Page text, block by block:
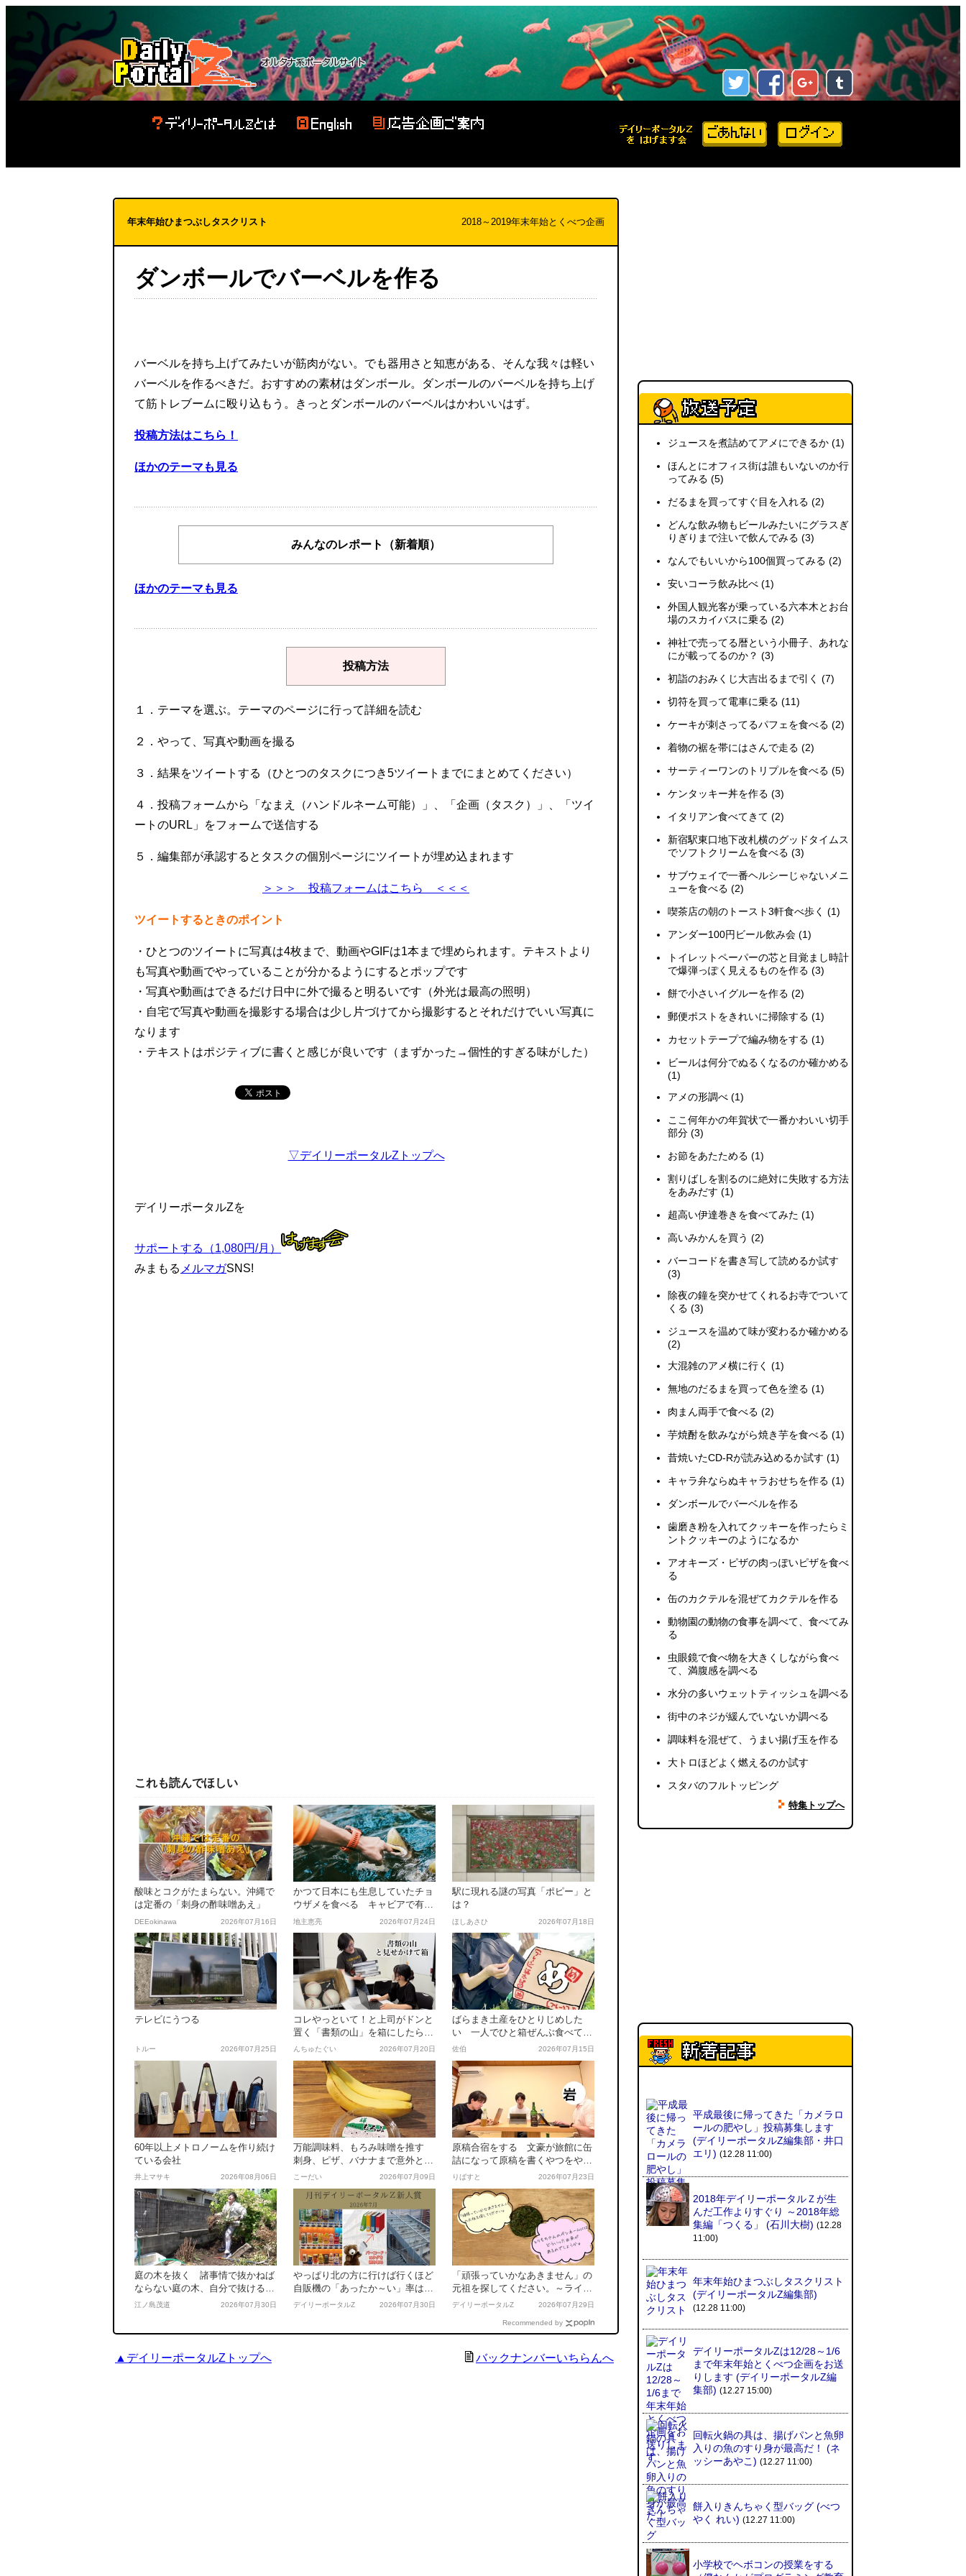
年末年始ひまつぶしタスクリスト 2018～2019年末年始とくべつ企画
ダンボールでバーベルを作る
バーベルを持ち上げてみたいが筋肉がない。でも器用さと知恵がある、そんな我々は軽い
バーベルを作るべきだ。おすすめの素材はダンボール。ダンボールのバーベルを持ち上げ
て筋トレブームに殴り込もう。きっとダンボールのバーベルはかわいいはず。
投稿方法はこちら！
ほかのテーマも見る
みんなのレポート（新着順）
ほかのテーマも見る
投稿方法
１．テーマを選ぶ。テーマのページに行って詳細を読む
２．やって、写真や動画を撮る
３．結果をツイートする（ひとつのタスクにつき5ツイートまでにまとめてください）
４．投稿フォームから「なまえ（ハンドルネーム可能）」、「企画（タスク）」、「ツイ
ートのURL」をフォームで送信する
５．編集部が承認するとタスクの個別ページにツイートが埋め込まれます
＞＞＞ 投稿フォームはこちら ＜＜＜
ツイートするときのポイント
・ひとつのツイートに写真は4枚まで、動画やGIFは1本まで埋められます。テキストより
も写真や動画でやっていることが分かるようにするとポップです
・写真や動画はできるだけ日中に外で撮ると明るいです（外光は最高の照明）
・自宅で写真や動画を撮影する場合は少し片づけてから撮影するとそれだけでいい写真に
なります
・テキストはポジティブに書くと感じが良いです（まずかった→個性的すぎる味がした）
▽デイリーポータルZトップへ
デイリーポータルZを
サポートする（1,080円/月）
みまもる メルマガSNS!
これも読んでほしい
酸味とコクがたまらない。沖縄で
は定番の「刺身の酢味噌あえ」
DEEokinawa 2026年07月16日
かつて日本にも生息していたチョ
ウザメを食べる キャビアで有名
なあの魚、実はサメではない
地主恵亮 2026年07月24日
駅に現れる謎の写真「ポピー」と
は？
ほしあさひ 2026年07月18日
テレビにうつる
トルー 2026年07月25日
コレやっといて！と上司がドンと
置く「書類の山」を箱にしたら楽
しい
んちゅたぐい 2026年07月20日
ばらまき土産をひとりじめした
い 一人でひと箱ぜんぶ食べても
おいしいのだろうか
佐伯 2026年07月15日
60年以上メトロノームを作り続け
ている会社
井上マサキ 2026年08月06日
万能調味料、もろみ味噌を推す
刺身、ピザ、バナナまで意外とな
んでも合う
こーだい 2026年07月09日
原稿合宿をする 文豪が旅館に缶
詰になって原稿を書くやつをやっ
てみる
りばすと 2026年07月23日
庭の木を抜く 諸事情で抜かねば
ならない庭の木、自分で抜けるの
か！？
江ノ島茂道 2026年07月30日
やっぱり北の方に行けば行くほど
自販機の「あったか～い」率は上
がるの？～月刊デイリーポータル
デイリーポータルZ 2026年07月30日
「頑張っていかなあきません」の
元祖を探してください。～ライタ
ー質問箱 2026.7.29
デイリーポータルZ 2026年07月29日
Recommended by
▲デイリーポータルZトップへ バックナンバーいちらんへ
ジュースを煮詰めてアメにできるか (1)
ほんとにオフィス街は誰もいないのか行
ってみる (5)
だるまを買ってすぐ目を入れる (2)
どんな飲み物もビールみたいにグラスぎ
りぎりまで注いで飲んでみる (3)
なんでもいいから100個買ってみる (2)
安いコーラ飲み比べ (1)
外国人観光客が乗っている六本木とお台
場のスカイバスに乗る (2)
神社で売ってる暦という小冊子、あれな
にが載ってるのか？ (3)
初詣のおみくじ大吉出るまで引く (7)
切符を買って電車に乗る (11)
ケーキが刺さってるパフェを食べる (2)
着物の裾を帯にはさんで走る (2)
サーティーワンのトリプルを食べる (5)
ケンタッキー丼を作る (3)
イタリアン食べてきて (2)
新宿駅東口地下改札横のグッドタイムス
でソフトクリームを食べる (3)
サブウェイで一番ヘルシーじゃないメニ
ューを食べる (2)
喫茶店の朝のトースト3軒食べ歩く (1)
アンダー100円ビール飲み会 (1)
トイレットペーパーの芯と目覚まし時計
で爆弾っぽく見えるものを作る (3)
餅で小さいイグルーを作る (2)
郵便ポストをきれいに掃除する (1)
カセットテープで編み物をする (1)
ビールは何分でぬるくなるのか確かめる
(1)
アメの形調べ (1)
ここ何年かの年賀状で一番かわいい切手
部分 (3)
お節をあたためる (1)
割りばしを割るのに絶対に失敗する方法
をあみだす (1)
超高い伊達巻きを食べてみた (1)
高いみかんを買う (2)
バーコードを書き写して読めるか試す
(3)
除夜の鐘を突かせてくれるお寺でついて
くる (3)
ジュースを温めて味が変わるか確かめる
(2)
大混雑のアメ横に行く (1)
無地のだるまを買って色を塗る (1)
肉まん両手で食べる (2)
芋焼酎を飲みながら焼き芋を食べる (1)
昔焼いたCD-Rが読み込めるか試す (1)
キャラ弁ならぬキャラおせちを作る (1)
ダンボールでバーベルを作る
歯磨き粉を入れてクッキーを作ったらミ
ントクッキーのようになるか
アオキーズ・ピザの肉っぽいピザを食べ
る
缶のカクテルを混ぜてカクテルを作る
動物園の動物の食事を調べて、食べてみ
る
虫眼鏡で食べ物を大きくしながら食べ
て、満腹感を調べる
水分の多いウェットティッシュを調べる
街中のネジが緩んでいないか調べる
調味料を混ぜて、うまい揚げ玉を作る
大トロほどよく燃えるのか試す
スタバのフルトッピング
特集トップへ
平成最後に帰ってきた「カメラロ
ールの肥やし」投稿募集します
(デイリーポータルZ編集部・井口
エリ) (12.28 11:00)
2018年デイリーポータルＺが生
んだ工作よりすぐり ～2018年総
集編「つくる」 (石川大樹) (12.28
11:00)
年末年始ひまつぶしタスクリスト
(デイリーポータルZ編集部)
(12.28 11:00)
デイリーポータルZは12/28～1/6
まで年末年始とくべつ企画をお送
りします (デイリーポータルZ編
集部) (12.27 15:00)
回転火鍋の具は、揚げパンと魚卵
入りの魚のすり身が最高だ！ (ネ
ッシーあやこ) (12.27 11:00)
餅入りきんちゃく型バッグ (べつ
やく れい) (12.27 11:00)
小学校でヘボコンの授業をする